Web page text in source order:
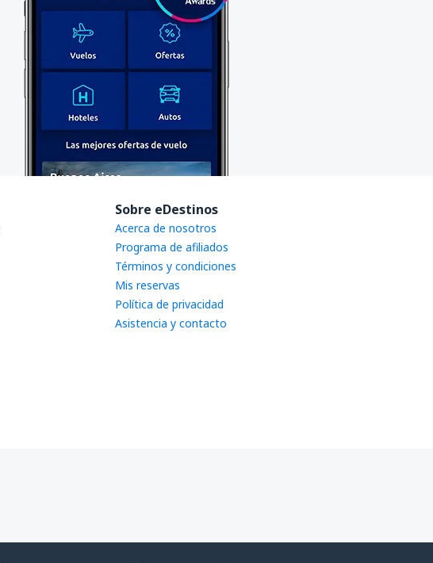
Sobre eDestinos
Acerca de nosotros
Programa de afiliados
Términos y condiciones
Mis reservas
Política de privacidad
Asistencia y contacto